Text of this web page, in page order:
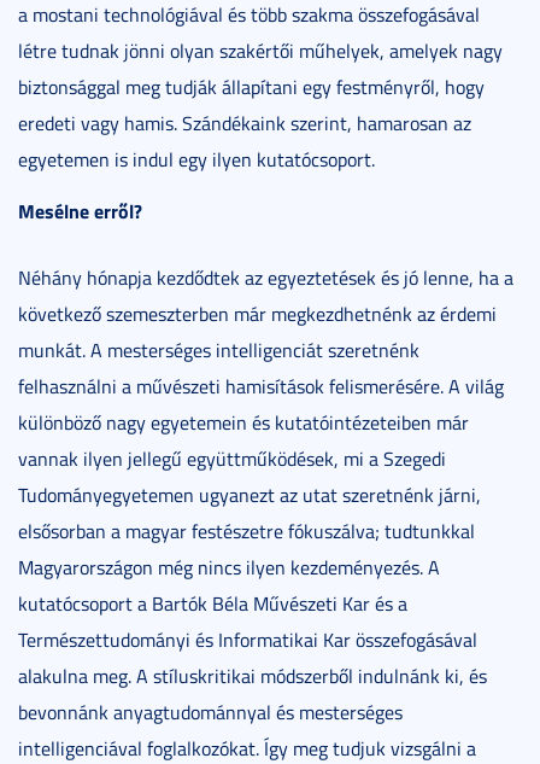
a mostani technológiával és több szakma összefogásával
létre tudnak jönni olyan szakértői műhelyek, amelyek nagy
biztonsággal meg tudják állapítani egy festményről, hogy
eredeti vagy hamis. Szándékaink szerint, hamarosan az
egyetemen is indul egy ilyen kutatócsoport.
Mesélne erről?
Néhány hónapja kezdődtek az egyeztetések és jó lenne, ha a
következő szemeszterben már megkezdhetnénk az érdemi
munkát. A mesterséges intelligenciát szeretnénk
felhasználni a művészeti hamisítások felismerésére. A világ
különböző nagy egyetemein és kutatóintézeteiben már
vannak ilyen jellegű együttműködések, mi a Szegedi
Tudományegyetemen ugyanezt az utat szeretnénk járni,
elsősorban a magyar festészetre fókuszálva; tudtunkkal
Magyarországon még nincs ilyen kezdeményezés. A
kutatócsoport a Bartók Béla Művészeti Kar és a
Természettudományi és Informatikai Kar összefogásával
alakulna meg. A stíluskritikai módszerből indulnánk ki, és
bevonnánk anyagtudománnyal és mesterséges
intelligenciával foglalkozókat. Így meg tudjuk vizsgálni a